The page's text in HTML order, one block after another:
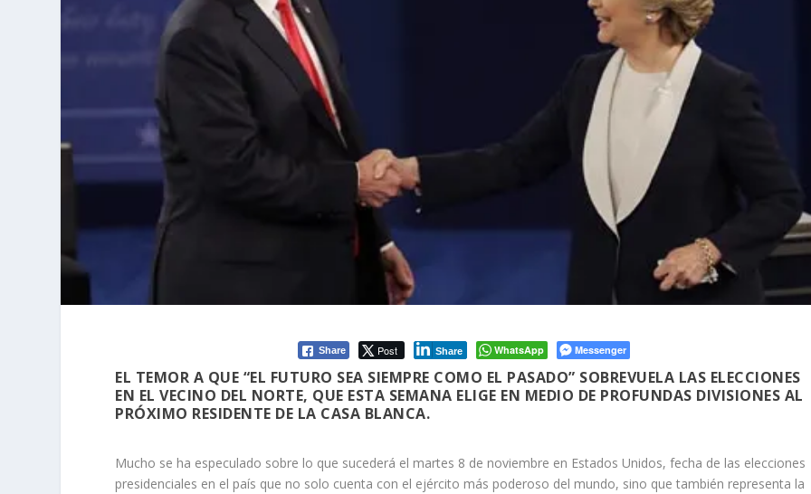
Share Post Share WhatsApp Messenger
EL TEMOR A QUE “EL FUTURO SEA SIEMPRE COMO EL PASADO” SOBREVUELA LAS ELECCIONES
EN EL VECINO DEL NORTE, QUE ESTA SEMANA ELIGE EN MEDIO DE PROFUNDAS DIVISIONES AL
PRÓXIMO RESIDENTE DE LA CASA BLANCA.
Mucho se ha especulado sobre lo que sucederá el martes 8 de noviembre en Estados Unidos, fecha de las elecciones
presidenciales en el país que no solo cuenta con el ejército más poderoso del mundo, sino que también representa la